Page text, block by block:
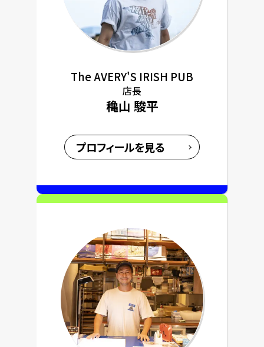
The AVERY'S IRISH PUB
店長
穐山 駿平
プロフィールを見る